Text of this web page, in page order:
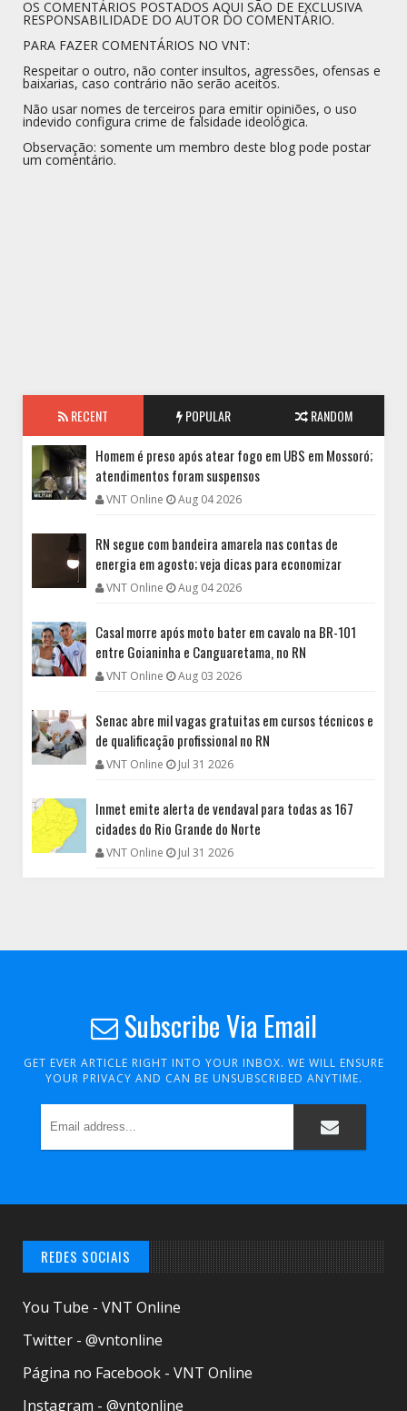
OS COMENTÁRIOS POSTADOS AQUI SÃO DE EXCLUSIVA
RESPONSABILIDADE DO AUTOR DO COMENTÁRIO.
PARA FAZER COMENTÁRIOS NO VNT:
Respeitar o outro, não conter insultos, agressões, ofensas e
baixarias, caso contrário não serão aceitos.
Não usar nomes de terceiros para emitir opiniões, o uso
indevido configura crime de falsidade ideológica.
Observação: somente um membro deste blog pode postar
um comentário.
RECENT POPULAR RANDOM
Homem é preso após atear fogo em UBS em Mossoró;
atendimentos foram suspensos
VNT Online Aug 04 2026
RN segue com bandeira amarela nas contas de
energia em agosto; veja dicas para economizar
VNT Online Aug 04 2026
Casal morre após moto bater em cavalo na BR-101
entre Goianinha e Canguaretama, no RN
VNT Online Aug 03 2026
Senac abre mil vagas gratuitas em cursos técnicos e
de qualificação profissional no RN
VNT Online Jul 31 2026
Inmet emite alerta de vendaval para todas as 167
cidades do Rio Grande do Norte
VNT Online Jul 31 2026
Subscribe Via Email
GET EVER ARTICLE RIGHT INTO YOUR INBOX. WE WILL ENSURE
YOUR PRIVACY AND CAN BE UNSUBSCRIBED ANYTIME.
REDES SOCIAIS
You Tube - VNT Online
Twitter - @vntonline
Página no Facebook - VNT Online
Instagram - @vntonline